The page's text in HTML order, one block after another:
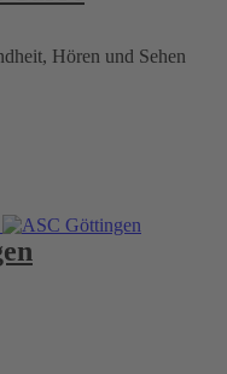
Hören und Sehen